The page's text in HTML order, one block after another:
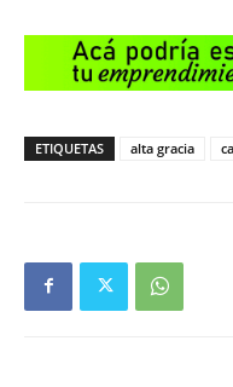
ETIQUETAS alta gracia